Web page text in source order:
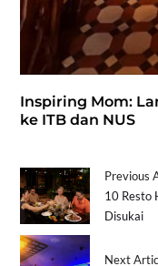
Inspiring Mom:
ke ITB dan NUS
Previous
10 Resto
Disukai
Next